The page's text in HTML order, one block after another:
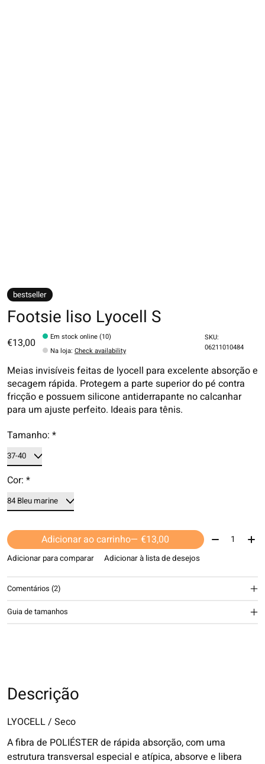
bestseller
Footsie liso Lyocell S
€13,00
Em stock online (10)
Na loja:Check availability
SKU:
06211010484
Meias invisíveis feitas de lyocell para excelente absorção e
secagem rápida. Protegem a parte superior do pé contra
fricção e possuem silicone antiderrapante no calcanhar
para um ajuste perfeito. Ideais para tênis.
Tamanho: *
Cor: *
Adicionar ao carrinho — €13,00 Quantidade:
Adicionar para comparar Adicionar à lista de desejos
Comentários (2)
Guia de tamanhos
Descrição
LYOCELL / Seco
A fibra de POLIÉSTER de rápida absorção, com uma
estrutura transversal especial e atípica, absorve e libera